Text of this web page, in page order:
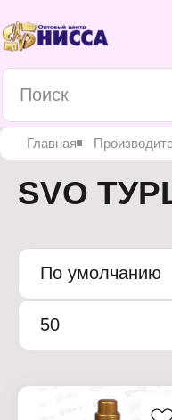
Главная
SVO
По умолчанию
50